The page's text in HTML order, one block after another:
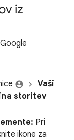
iz
Vaši
storitev
Pri
ikone za